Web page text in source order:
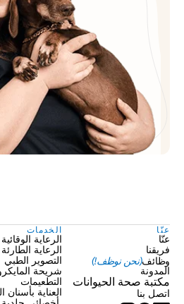
عنّا
عنّا
فريقنا
وظائف(نحن نوظف!)
المدونة
اتصل بنا
مكتبة صحة الحيوانات
الخدمات
الرعاية الوقائية
الرعاية الطارئة
التصوير الطبي
شريحة
التطعيمات
العناية بأسنان